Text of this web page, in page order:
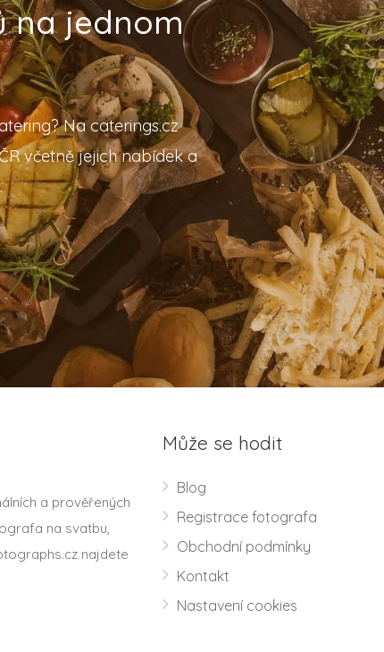
na jednom
Na caterings.cz
včetně jejich nabídek a
a prověřených
na svatbu,
najdete
Může se hodit
Blog
Registrace fotografa
Obchodní podmínky
Kontakt
Nastavení cookies